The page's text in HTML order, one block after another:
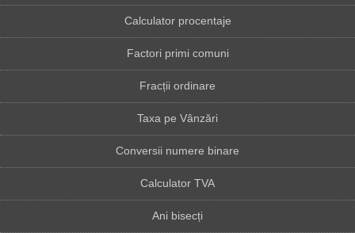
Calculator procentaje
Factori primi comuni
Fracții ordinare
Taxa pe Vânzări
Conversii numere binare
Calculator TVA
Ani bisecți